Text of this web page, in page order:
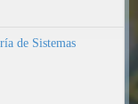
de Sistemas